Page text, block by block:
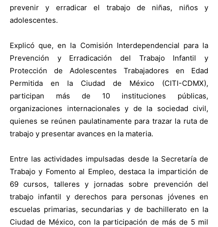
prevenir y erradicar el trabajo de niñas, niños y
adolescentes.
Explicó que, en la Comisión Interdependencial para la
Prevención y Erradicación del Trabajo Infantil y
Protección de Adolescentes Trabajadores en Edad
Permitida en la Ciudad de México (CITI-CDMX),
participan más de 10 instituciones públicas,
organizaciones internacionales y de la sociedad civil,
quienes se reúnen paulatinamente para trazar la ruta de
trabajo y presentar avances en la materia.
Entre las actividades impulsadas desde la Secretaría de
Trabajo y Fomento al Empleo, destaca la impartición de
69 cursos, talleres y jornadas sobre prevención del
trabajo infantil y derechos para personas jóvenes en
escuelas primarias, secundarias y de bachillerato en la
Ciudad de México, con la participación de más de 5 mil